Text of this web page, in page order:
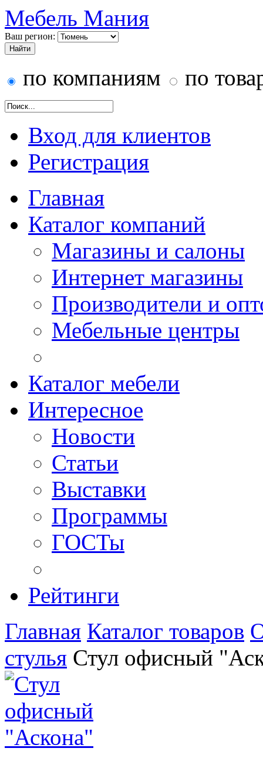
Мебель Мания
Ваш регион:
по компаниям по
Вход для клиентов
Регистрация
Главная
Каталог компаний
Магазины и салоны
Интернет магазины
Производители и
Мебельные центры
Каталог мебели
Интересное
Новости
Статьи
Выставки
Программы
ГОСТы
Рейтинги
Главная Каталог товаров
стулья Стул офисный